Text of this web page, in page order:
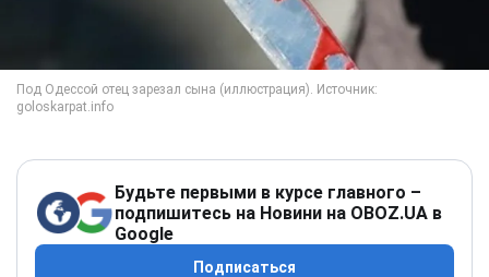
Будьте первыми в курсе главного –
подпишитесь на Новини на OBOZ.UA в
Google
Подписаться